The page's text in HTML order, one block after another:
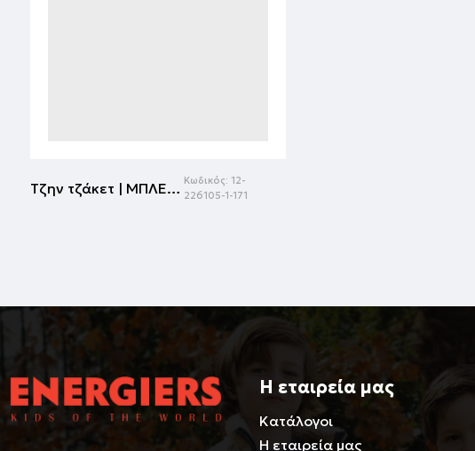
Τζην τζάκετ | ΜΠΛΕ ΤΖΗΝ Κωδικός: 12-
226105-1-171
Η εταιρεία μας
Κατάλογοι
Η εταιρεία μας